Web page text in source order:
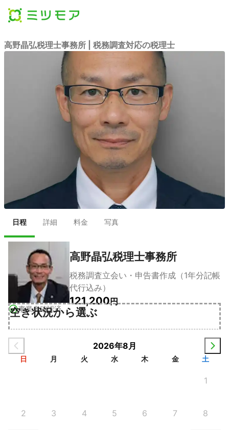
高野晶弘税理士事務所 | 税務調査対応の税理士
日程 詳細 料金 写真
事業者確認済
高野晶弘税理士事務所
税務調査立会い・申告書作成（1年分記帳
代行込み）
121,200円
空き状況から選ぶ
2026年8月
日 月 火 水 木 金 土
1
2 3 4 5 6 7 8